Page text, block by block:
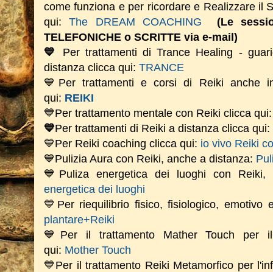
come funziona e per ricordare e Realizzare il
qui:The DREAM COACHING
(Le
TELEFONICHE o SCRITTE via e-mail)
💙
Per trattamenti di Trance Healing -
distanza clicca qui: TRANCE
💙Per trattamenti e corsi di Reiki anche
qui: REIKI
💙Per trattamento mentale con Reiki clicca
💙Per trattamenti di Reiki a distanza clicca qui:
💙Per Reiki coaching clicca qui: io vivo Reiki
💙Pulizia Aura con Reiki, anche a distanza:
💙Puliza energetica dei luoghi con
energetica dei luoghi
💙Per riequilibrio fisico, fisiologico, emotivo
plantare+Reiki
💙Per il trattamento Mather Touch per
qui: Mother Touch
💙Per il trattamento Reiki Metamorfico per